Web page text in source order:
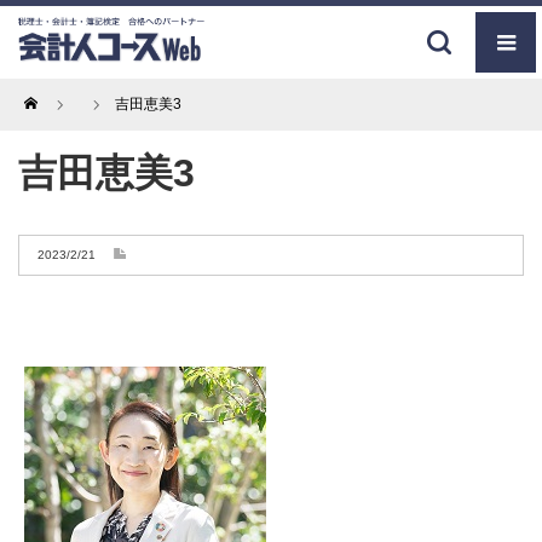
Home 吉田恵美3
吉田恵美3
2023/2/21